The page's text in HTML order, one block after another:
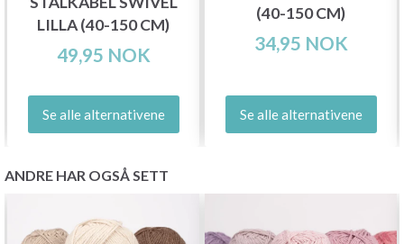
LILLA (40-150 CM)
49,95 NOK
Se alle alternativene
(40-150 CM)
34,95 NOK
Se alle alternativene
ANDRE HAR OGSÅ SETT